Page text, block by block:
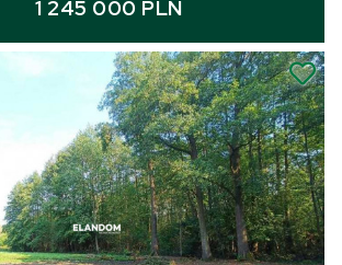
1 245 000 PLN